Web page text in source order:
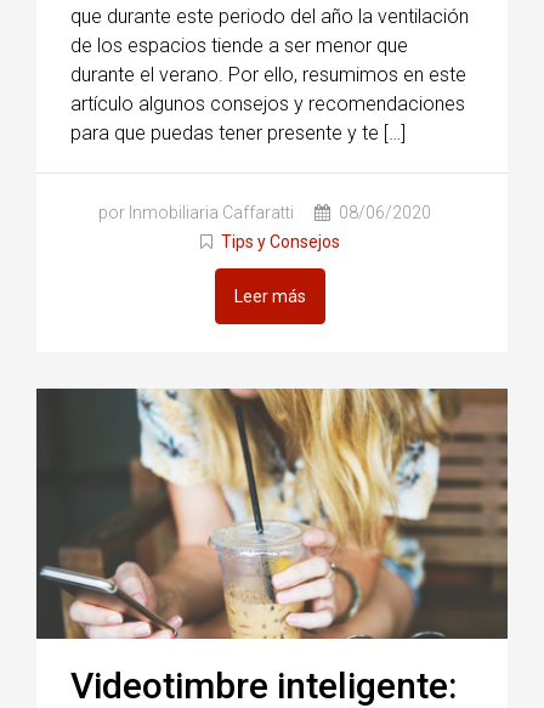
que durante este periodo del año la ventilación
de los espacios tiende a ser menor que
durante el verano. Por ello, resumimos en este
artículo algunos consejos y recomendaciones
para que puedas tener presente y te […]
por Inmobiliaria Caffaratti
08/06/2020
Tips y Consejos
Leer más
Videotimbre inteligente: